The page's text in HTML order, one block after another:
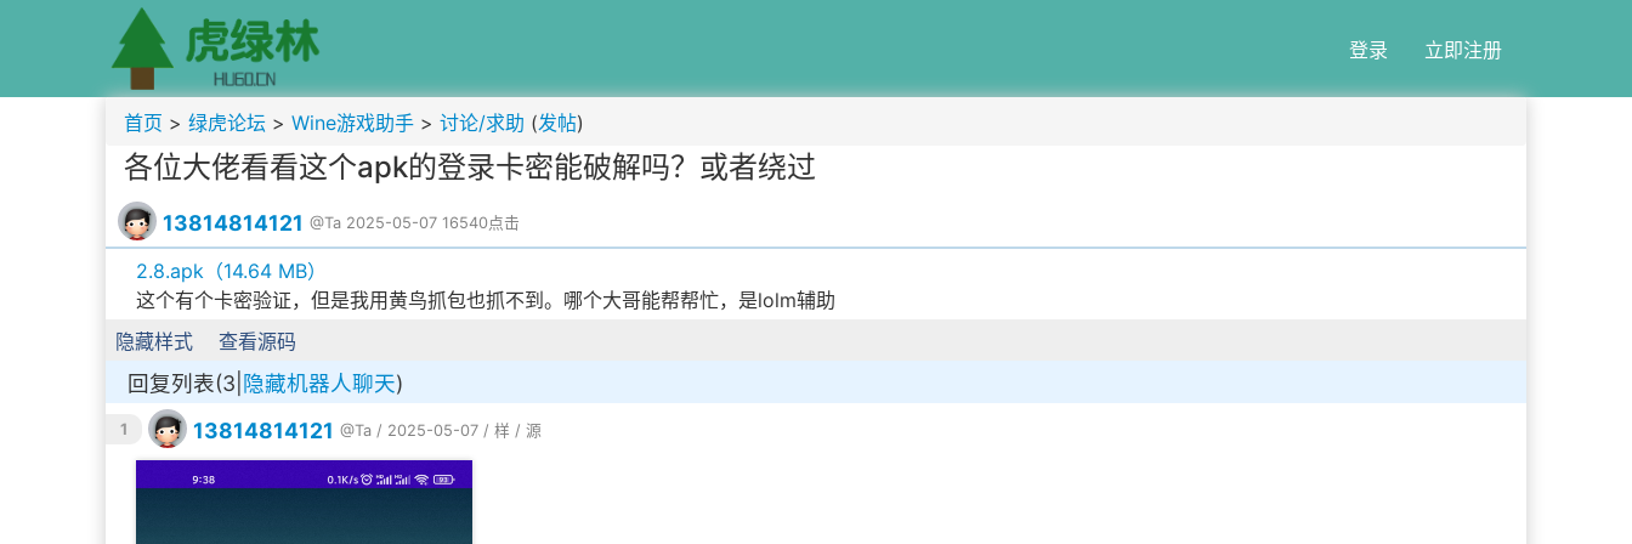
登录 立即注册
首页 > 绿虎论坛 > Wine游戏助手 > 讨论/求助 (发帖)
各位大佬看看这个apk的登录卡密能破解吗？或者绕过
13814814121 @Ta 2025-05-07 16540点击
2.8.apk（14.64 MB）
这个有个卡密验证，但是我用黄鸟抓包也抓不到。哪个大哥能帮帮忙，是lolm辅助
隐藏样式
查看源码
回复列表(3| 隐藏机器人聊天)
1 13814814121 @Ta / 2025-05-07 / 样 / 源